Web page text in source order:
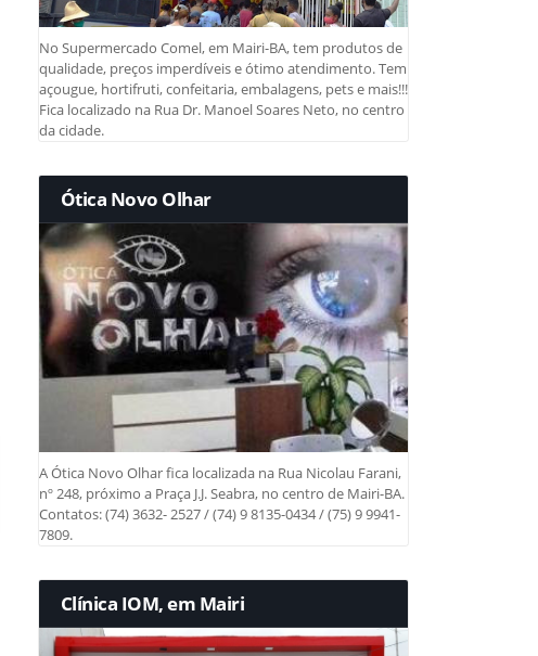
No Supermercado Comel, em Mairi-BA, tem produtos de
qualidade, preços imperdíveis e ótimo atendimento. Tem
açougue, hortifruti, confeitaria, embalagens, pets e mais!!!
Fica localizado na Rua Dr. Manoel Soares Neto, no centro
da cidade.
Ótica Novo Olhar
A Ótica Novo Olhar fica localizada na Rua Nicolau Farani,
nº 248, próximo a Praça J.J. Seabra, no centro de Mairi-BA.
Contatos: (74) 3632- 2527 / (74) 9 8135-0434 / (75) 9 9941-
7809.
Clínica IOM, em Mairi